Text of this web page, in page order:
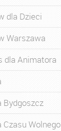
dla Dzieci
Warszawa
dla Animatora
Bydgoszcz
Wolnego